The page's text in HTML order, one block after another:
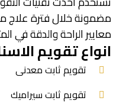
مضمونة خلال فترة علاج
معايير الراحة والدقة في
انواع تقويم
تقويم ثابت معدنى
تقويم ثابت سيراميك